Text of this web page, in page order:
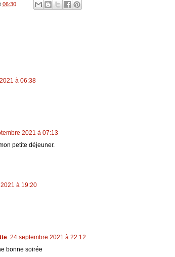
06:30
à 06:38
2021 à 07:13
petite déjeuner.
à 19:20
24 septembre 2021 à 22:12
bonne soirée